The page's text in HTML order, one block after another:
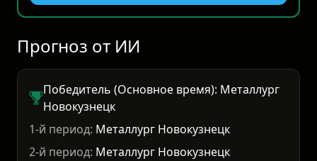
Прогноз от ИИ
Победитель (Основное время): Металлург
Новокузнецк
1-й период: Металлург Новокузнецк
2-й период: Металлург Новокузнецк